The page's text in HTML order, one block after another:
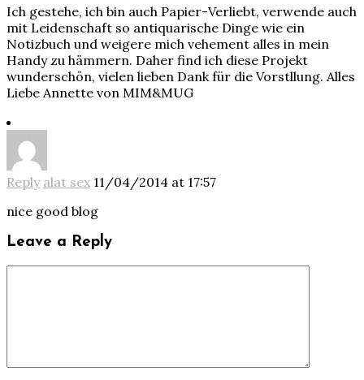
Ich gestehe, ich bin auch Papier-Verliebt, verwende auch
mit Leidenschaft so antiquarische Dinge wie ein
Notizbuch und weigere mich vehement alles in mein
Handy zu hämmern. Daher find ich diese Projekt
wunderschön, vielen lieben Dank für die Vorstllung. Alles
Liebe Annette von MIM&MUG
Reply alat sex 11/04/2014 at 17:57
nice good blog
Leave a Reply